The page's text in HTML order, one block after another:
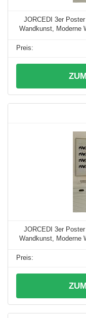
JORCEDI 3er
Wandkunst, Moderne
JORCEDI 3er
Wandkunst, Moderne